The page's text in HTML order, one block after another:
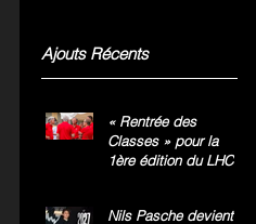
Ajouts Récents
« Rentrée des
Classes » pour la
1ère édition du LHC
Nils Pasche devient